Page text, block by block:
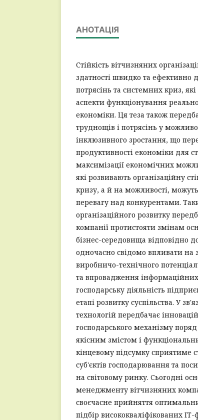
АНОТАЦІЯ
Стійкість вітчизняних
здатності швидко та ефективно
потрясінь та системних криз,
аспекти функціонування
економіки. Ця теза також
труднощів і потрясінь у
інклюзивного зростання, що
продуктивності економіки для
максимізації економічних
які розвивають організаційну
кризу, а й на можливості,
перевагу над конкурентами.
організаційного розвитку
компанії протистояти змінам
бізнес-середовища відповідно
одночасно свідомо впливати на
виробничо-технічного
та впровадження
господарську діяльність
етапі розвитку суспільства. У
технологій передбачає
господарського механізму
якісним змістом і
кінцевому підсумку сприятиме
суб'єктів господарювання та
на світовому ринку. Cьогодні
менеджменту вітчизняних
своєчасне прийняття
підбір висококваліфікованих ІТ-